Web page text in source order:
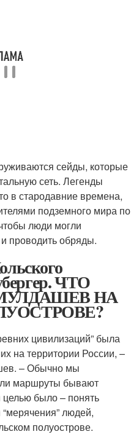
сейды, которые
сеть. Легенды
в стародавние времена,
подземного мира по
люди могли
проводить обряды.
ЧТО
НА
цивилизаций” была
на территории России, –
– Обычно мы
маршруты бывают
было – понять
людей,
полуострове.